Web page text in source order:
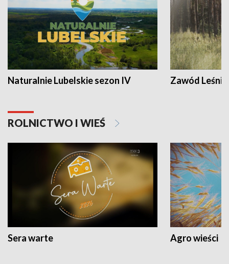
Naturalnie Lubelskie sezon IV Zawód Leśnik
ROLNICTWO I WIEŚ
Sera warte Agro wieści